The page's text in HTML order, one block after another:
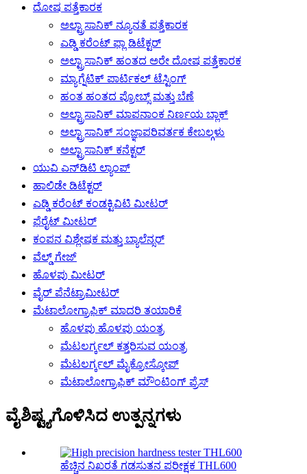
ದೋಷ ಪತ್ತೆಕಾರಕ
ಅಲ್ಟ್ರಾಸಾನಿಕ್ ನ್ಯೂನತೆ ಪತ್ತೆಕಾರಕ
ಎಡ್ಡಿ ಕರೆಂಟ್ ಫ್ಲಾ ಡಿಟೆಕ್ಟರ್
ಅಲ್ಟ್ರಾಸಾನಿಕ್ ಹಂತದ ಅರೇ ದೋಷ ಪತ್ತೆಕಾರಕ
ಮ್ಯಾಗ್ನೆಟಿಕ್ ಪಾರ್ಟಿಕಲ್ ಟೆಸ್ಟಿಂಗ್
ಹಂತ ಹಂತದ ಪ್ರೋಬ್ಸ್ ಮತ್ತು ಬೆಣೆ
ಅಲ್ಟ್ರಾಸಾನಿಕ್ ಮಾಪನಾಂಕ ನಿರ್ಣಯ ಬ್ಲಾಕ್
ಅಲ್ಟ್ರಾಸಾನಿಕ್ ಸಂಜ್ಞಾಪರಿವರ್ತಕ ಕೇಬಲ್ಗಳು
ಅಲ್ಟ್ರಾಸಾನಿಕ್ ಕನೆಕ್ಟರ್
ಯುವಿ ಎನ್‌ಡಿಟಿ ಲ್ಯಾಂಪ್
ಹಾಲಿಡೇ ಡಿಟೆಕ್ಟರ್
ಎಡ್ಡಿ ಕರೆಂಟ್ ಕಂಡಕ್ಟಿವಿಟಿ ಮೀಟರ್
ಫೆರೈಟ್ ಮೀಟರ್
ಕಂಪನ ವಿಶ್ಲೇಷಕ ಮತ್ತು ಬ್ಯಾಲೆನ್ಸರ್
ವೆಲ್ಡ್ ಗೇಜ್
ಹೊಳಪು ಮೀಟರ್
ವೈರ್ ಪೆನೆಟ್ರಾಮೀಟರ್
ಮೆಟಾಲೋಗ್ರಾಫಿಕ್ ಮಾದರಿ ತಯಾರಿಕೆ
ಹೊಳಪು ಹೊಳಪು ಯಂತ್ರ
ಮೆಟಲರ್ಗ್ಕಲ್ ಕತ್ತರಿಸುವ ಯಂತ್ರ
ಮೆಟಲರ್ಗ್ಕಲ್ ಮೈಕ್ರೋಸ್ಕೋಪ್
ಮೆಟಾಲೋಗ್ರಾಫಿಕ್ ಮೌಂಟಿಂಗ್ ಪ್ರೆಸ್
ವೈಶಿಷ್ಟ್ಯಗೊಳಿಸಿದ ಉತ್ಪನ್ನಗಳು
ಹೆಚ್ಚಿನ ನಿಖರತೆ ಗಡಸುತನ ಪರೀಕ್ಷಕ THL600